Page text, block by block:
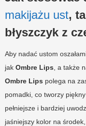
makijażu ust,
błyszczyk z
Aby nadać ustom
jak Ombre Lips , a także
Ombre Lips polega na
pomadki, co tworzy
pełniejsze i bardziej
jaśniejszy kolor na